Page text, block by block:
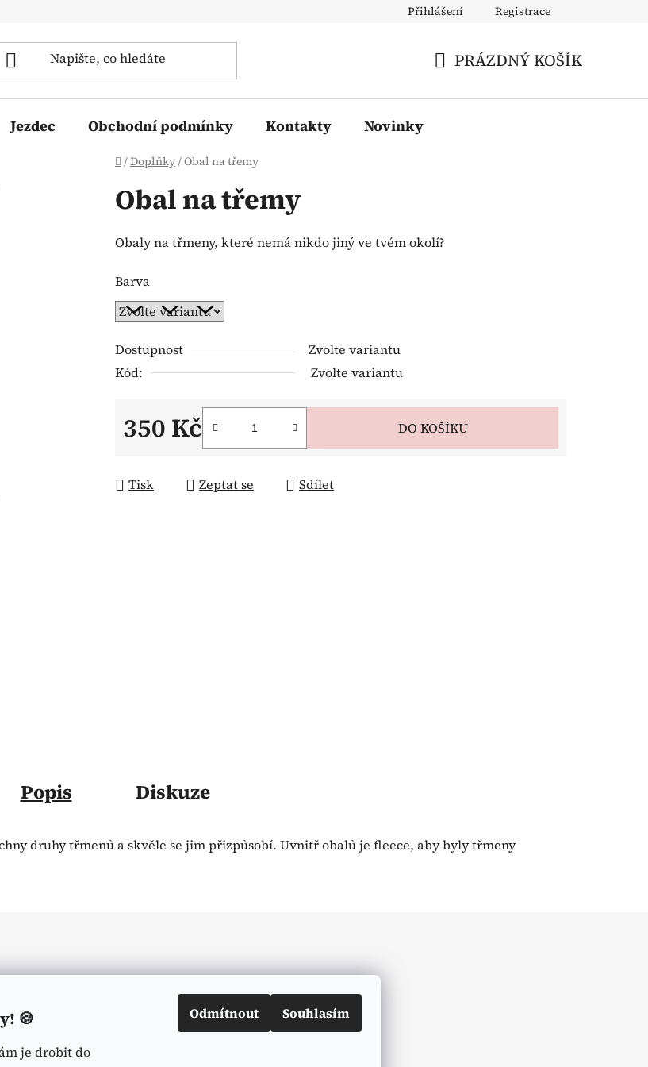
🍪
je drobit do
Odmítnout Souhlasím
Přihlášení Registrace
PRÁZDNÝ KOŠÍK
Jezdec Obchodní podmínky Kontakty Novinky
Domů
/Doplňky/Obal na třemy
Obal na třemy
Obaly na třmeny, které nemá nikdo jiný ve tvém okolí?
Barva
Dostupnost
Zvolte variantu
Kód:
Zvolte variantu
350 Kč DO KOŠÍKU
Tisk Zeptat se Sdílet
Popis Diskuze
druhy třmenů a skvěle se jim přizpůsobí. Uvnitř obalů je fleece, aby byly třmeny